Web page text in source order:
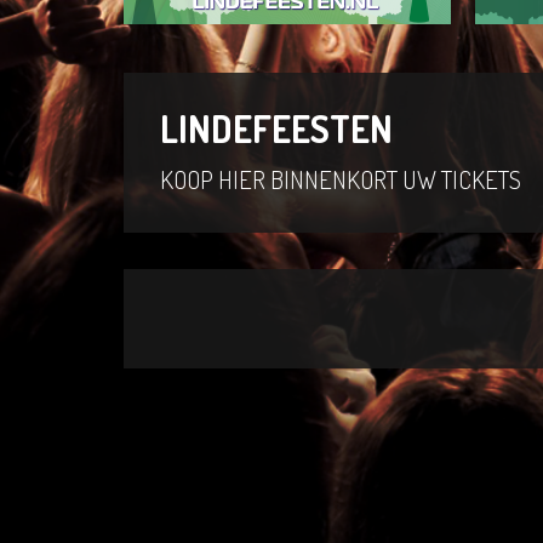
LINDEFEESTEN
KOOP HIER BINNENKORT UW TICKETS